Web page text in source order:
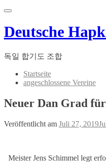
Menu
Deutsche
독일 합기도 조합
Startseite
angeschlossene Vereine
Neuer Dan Grad
Veröffentlicht am Juli 27, 2019
Meister Jens Schimmel legt